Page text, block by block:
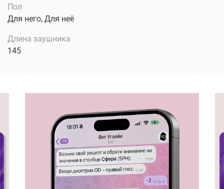
Пол
Для него, Для неё
Длина заушника
145